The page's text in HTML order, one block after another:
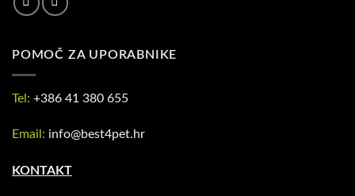
POMOČ ZA UPORABNIKE
Tel: +386 41 380 655
Email: info@best4pet.hr
KONTAKT